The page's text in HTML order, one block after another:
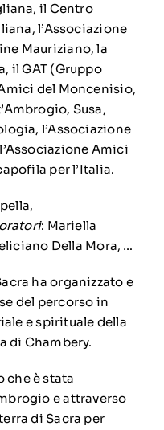
il Centro
l’Associazione
Mauriziano, la
il GAT (Gruppo
del Moncenisio,
Susa,
l’Associazione
Amici
per l’Italia.
: Mariella
Della Mora, …
ha organizzato e
del percorso in
e spirituale della
di Chambery.
che è stata
e attraverso
di Sacra per